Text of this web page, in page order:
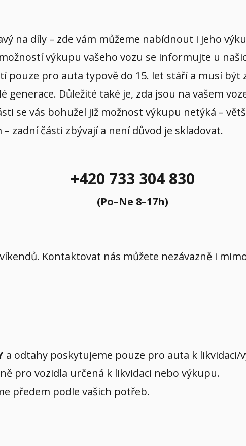
na díly – zde vám můžeme nabídnout i jeho
výkupu vašeho vozu se informujte u
pouze pro auta typově do 15. let stáří a musí být
generace. Důležité také je, zda jsou na vašem
se vás bohužel již možnost výkupu netýká –
zadní části zbývají a není důvod je skladovat.
+420 733 304 830
(Po–Ne 8–17h)
Kontaktovat nás můžete nezávazně i
a odtahy poskytujeme pouze pro auta k likvidaci/
pro vozidla určená k likvidaci nebo výkupu.
předem podle vašich potřeb.